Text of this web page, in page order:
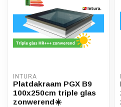
INTURA
Platdakraam PGX B9
100x250cm triple glas
zonwerend☀️